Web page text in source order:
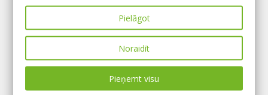
Pielāgot
Noraidīt
Pieņemt visu